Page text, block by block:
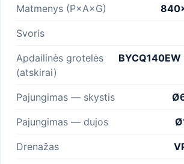
Matmenys (P×A×G)
Svoris
Apdailinės grotelės
(atskirai)
Pajungimas — skystis
Pajungimas — dujos
Drenažas